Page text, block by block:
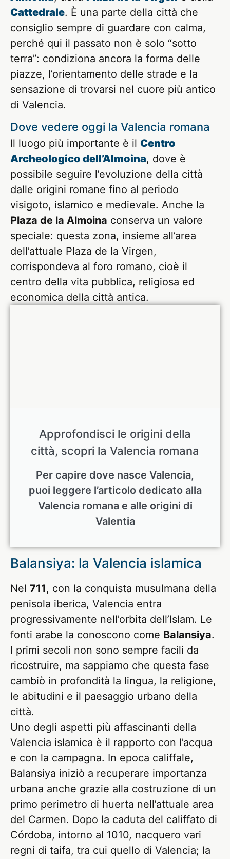
Cattedrale. È una parte della città che
consiglio sempre di guardare con calma,
perché qui il passato non è solo “sotto
terra”: condiziona ancora la forma delle
piazze, l’orientamento delle strade e la
sensazione di trovarsi nel cuore più antico
di Valencia.
Dove vedere oggi la Valencia romana
Il luogo più importante è il Centro
Archeologico dell’Almoina, dove è
possibile seguire l’evoluzione della città
dalle origini romane fino al periodo
visigoto, islamico e medievale. Anche la
Plaza de la Almoina conserva un valore
speciale: questa zona, insieme all’area
dell’attuale Plaza de la Virgen,
corrispondeva al foro romano, cioè il
centro della vita pubblica, religiosa ed
economica della città antica.
Approfondisci le origini della
città, scopri la Valencia romana
Per capire dove nasce Valencia,
puoi leggere l’articolo dedicato alla
Valencia romana e alle origini di
Valentia
Balansiya: la Valencia islamica
Nel 711, con la conquista musulmana della
penisola iberica, Valencia entra
progressivamente nell’orbita dell’Islam. Le
fonti arabe la conoscono come Balansiya.
I primi secoli non sono sempre facili da
ricostruire, ma sappiamo che questa fase
cambiò in profondità la lingua, la religione,
le abitudini e il paesaggio urbano della
città.
Uno degli aspetti più affascinanti della
Valencia islamica è il rapporto con l’acqua
e con la campagna. In epoca califfale,
Balansiya iniziò a recuperare importanza
urbana anche grazie alla costruzione di un
primo perimetro di huerta nell’attuale area
del Carmen. Dopo la caduta del califfato di
Córdoba, intorno al 1010, nacquero vari
regni di taifa, tra cui quello di Valencia; la